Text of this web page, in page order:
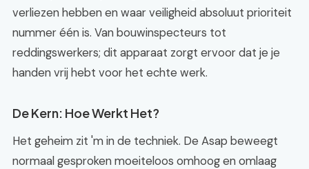
verliezen hebben en waar veiligheid absoluut prioriteit
nummer één is. Van bouwinspecteurs tot
reddingswerkers; dit apparaat zorgt ervoor dat je je
handen vrij hebt voor het echte werk.
De Kern: Hoe Werkt Het?
Het geheim zit 'm in de techniek. De Asap beweegt
normaal gesproken moeiteloos omhoog en omlaag